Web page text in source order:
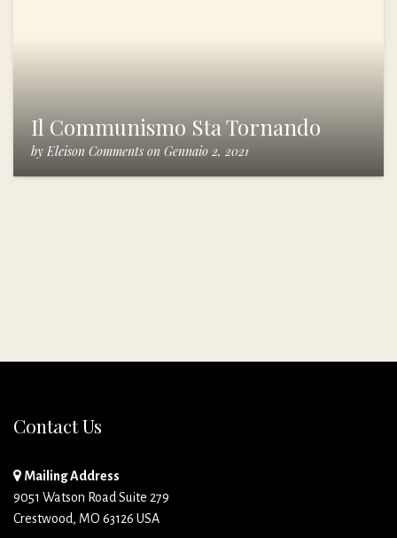
Il Communismo Sta Tornando
by Eleison Comments on Gennaio 2, 2021
Contact Us
Mailing Address
9051 Watson Road Suite 279
Crestwood, MO 63126 USA